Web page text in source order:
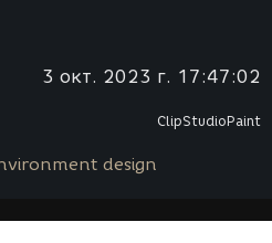
3 окт. 2023 г. 17:47:02
ClipStudioPaint
design